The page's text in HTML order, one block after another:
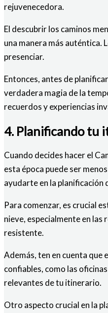
rejuvenecedora.
El descubrir los caminos
una manera más auténtica.
presenciar.
Entonces, antes de
verdadera magia de la
recuerdos y experiencias
4. Planificando tu
Cuando decides hacer el
esta época puede ser
ayudarte en la planificación
Para comenzar, es crucial
nieve, especialmente en
resistente.
Además, ten en cuenta que
confiables, como las
relevantes de tu itinerario.
Otro aspecto crucial en la